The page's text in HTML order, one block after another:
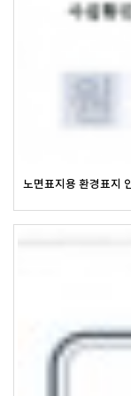
노면표지용 환경표지